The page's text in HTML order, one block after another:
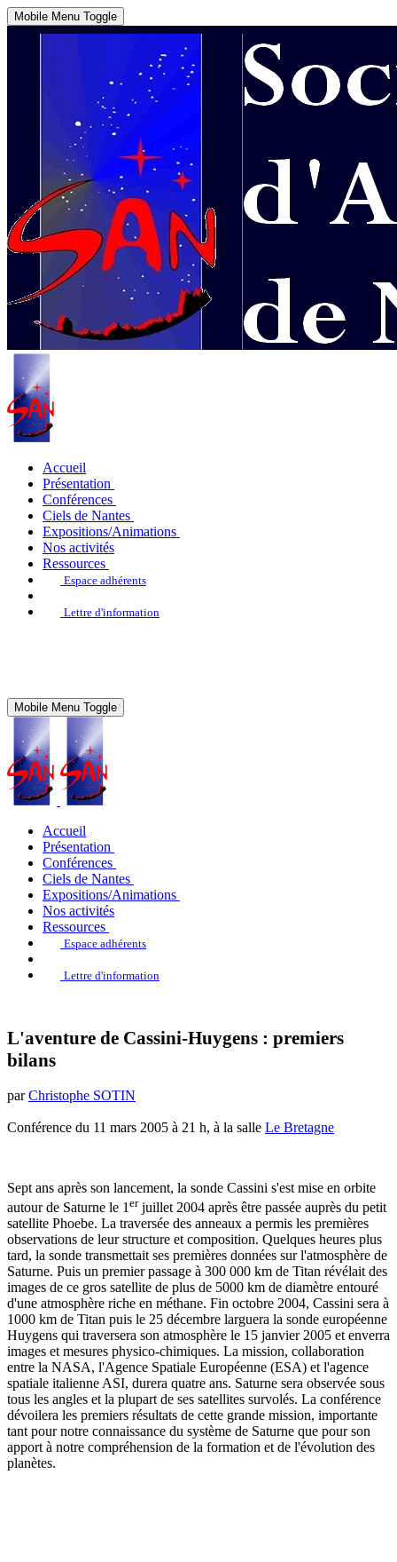
Mobile Menu Toggle
Accueil
Présentation
Conférences
Ciels de Nantes
Expositions/Animations
Nos activités
Ressources
Espace adhérents
Lettre d'information
Mobile Menu Toggle
Accueil
Présentation
Conférences
Ciels de Nantes
Expositions/Animations
Nos activités
Ressources
Espace adhérents
Lettre d'information
L'aventure de Cassini-Huygens : premiers
bilans
parChristophe SOTIN
Conférence du 11 mars 2005 à 21 h, à la salle Le Bretagne
Sept ans après son lancement, la sonde Cassini s'est mise en orbite
autour de Saturne le 1 erjuillet 2004 après être passée auprès du petit
satellite Phoebe. La traversée des anneaux a permis les premières
observations de leur structure et composition. Quelques heures plus
tard, la sonde transmettait ses premières données sur l'atmosphère de
Saturne. Puis un premier passage à 300 000 km de Titan révélait des
images de ce gros satellite de plus de 5000 km de diamètre entouré
d'une atmosphère riche en méthane. Fin octobre 2004, Cassini sera à
1000 km de Titan puis le 25 décembre larguera la sonde européenne
Huygens qui traversera son atmosphère le 15 janvier 2005 et enverra
images et mesures physico-chimiques. La mission, collaboration
entre la NASA, l'Agence Spatiale Européenne (ESA) et l'agence
spatiale italienne ASI, durera quatre ans. Saturne sera observée sous
tous les angles et la plupart de ses satellites survolés. La conférence
dévoilera les premiers résultats de cette grande mission, importante
tant pour notre connaissance du système de Saturne que pour son
apport à notre compréhension de la formation et de l'évolution des
planètes.